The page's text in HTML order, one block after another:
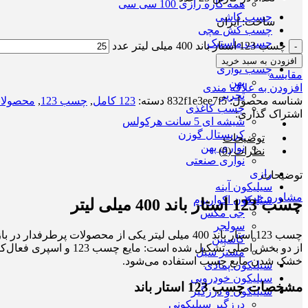
همه کاره رازی 100 سی سی
چسب کاشی
چسب کش مچی
چسب ماستیک
چسب میز
چسب نواری
پهن
تحریر
چسب کاغذی
شیشه ای 5 سانت هرکولس
کریستال گوزن
نواری پهن
نواری صنعتی
رازی
سیلیکون آینه
سیلیکون اکواریوم
جی مکس
سولجر
کاسپین
مستر سیل
سیلیکون پمادی
سیلیکون خودرویی
سیلیکون و درزگیر
درزگیر سیلیکونی
مشاوره خرید
ساخت: ایران
چسب 123 استار باند 400 میلی لیتر عدد
افزودن به سبد خرید
مقایسه
افزودن به علاقه مندی
شناسه محصول:832f1e3ee7f5 دسته: 123 کامل , چسب 123 ,
اشتراک گذاری:
توضیحات
نظرات (0)
توضیحات
چسب 123 استار باند 400 میلی لیتر
چسب 123 استار باند 400 میلی لیتر یکی از
خشک شدن مایع چسب استفاده می‌شود.
مشخصات چسب 123 استار باند